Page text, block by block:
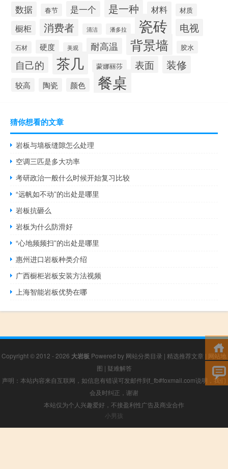
数据 春节 是一个 是一种 材料 材质
橱柜 消费者 清洁 潘多拉 瓷砖 电视
石材 硬度 美观 耐高温 背景墙 胶水
自己的 茶几 蒙娜丽莎 表面 装修
较高 陶瓷 颜色 餐桌
猜你想看的文章
岩板与墙板缝隙怎么处理
空调三匹是多大功率
考研政治一般什么时候开始复习比较
“远帆如不动”的出处是哪里
岩板抗砸么
岩板为什么防滑好
“心地频频扫”的出处是哪里
惠州进口岩板种类介绍
广西橱柜岩板安装方法视频
上海智能岩板优势在哪
Copyright © 2012 - 2026 大岩板 Powered by 网站分类目录 | 精选推荐文章 | 网站地
图 | 疑难解答
声明：本站内容来自互联网，如信息有错误可发邮件到f_fb#foxmail.com说明，我们
会及时纠正，谢谢
本站仅为个人兴趣爱好，不接盈利性广告及商业合作
小男孩